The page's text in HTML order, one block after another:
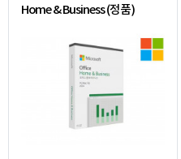
Home & Business (정품)